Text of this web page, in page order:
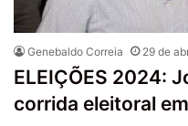
Genebaldo Correia 29 de
ELEIÇÕES 2024:
corrida eleitoral